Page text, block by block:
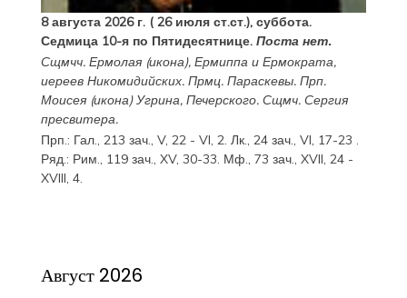
8 августа 2026 г. ( 26 июля ст.ст.), суббота.
Седмица 10-я по Пятидесятнице. Поста нет.
Сщмчч. Ермолая(икона), Ермиппаи Ермократа,
иереев Никомидийских. Прмц. Параскевы. Прп.
Моисея(икона) Угрина, Печерского. Сщмч. Сергия
пресвитера.
Прп.: Гал., 213 зач., V, 22 - VI, 2. Лк., 24 зач., VI, 17-23 .
Ряд.: Рим., 119 зач., XV, 30-33. Мф., 73 зач., XVII, 24 -
XVIII, 4.
Август 2026